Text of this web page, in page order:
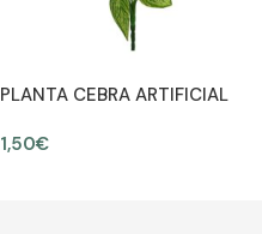
PLANTA CEBRA ARTIFICIAL
1,50€